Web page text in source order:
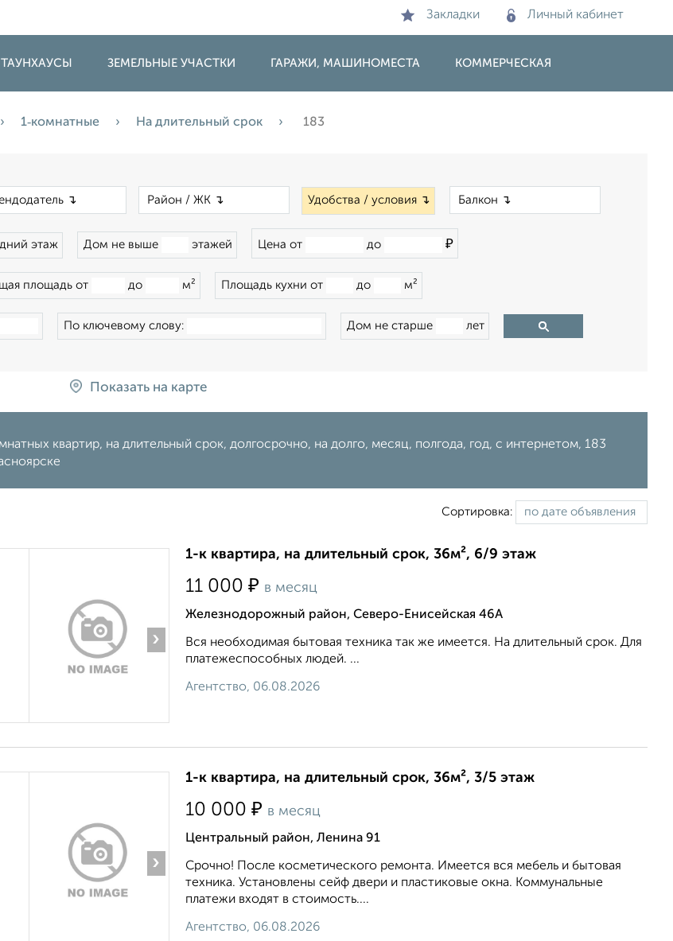
Закладки Личный кабинет
ЗЕМЕЛЬНЫЕ УЧАСТКИ ГАРАЖИ, МАШИНОМЕСТА КОММЕРЧЕСКАЯ
1‑комнатные На длительный срок 183
Удобства / условия ↴
этаж Дом не выше этажей Цена от до ₽
площадь от до м² Площадь кухни от до м²
По ключевому слову: Дом не старше лет
Показать на карте
квартир, на длительный срок, долгосрочно, на долго, месяц, полгода, год, с интернетом, 183
Сортировка:
›
1-к квартира, на длительный срок, 36м², 6/9 этаж
11 000 ₽ в месяц
Железнодорожный район, Северо-Енисейская 46А
Вся необходимая бытовая техника так же имеется. На длительный срок. Для
платежеспособных людей. ...
Агентство, 06.08.2026
›
1-к квартира, на длительный срок, 36м², 3/5 этаж
10 000 ₽ в месяц
Центральный район, Ленина 91
Срочно! После косметического ремонта. Имеется вся мебель и бытовая
техника. Установлены сейф двери и пластиковые окна. Коммунальные
платежи входят в стоимость....
Агентство, 06.08.2026